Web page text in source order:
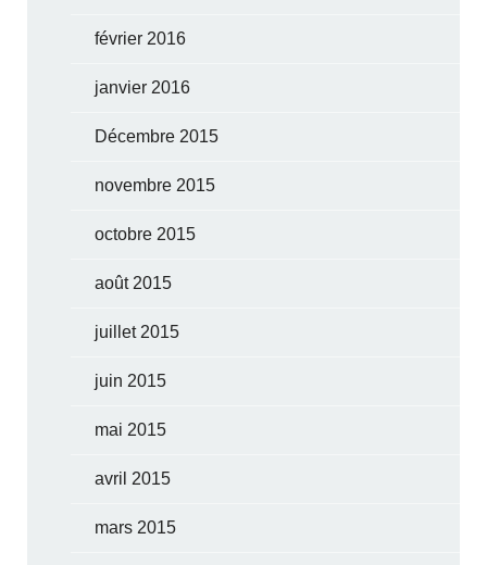
février 2016
janvier 2016
Décembre 2015
novembre 2015
octobre 2015
août 2015
juillet 2015
juin 2015
mai 2015
avril 2015
mars 2015